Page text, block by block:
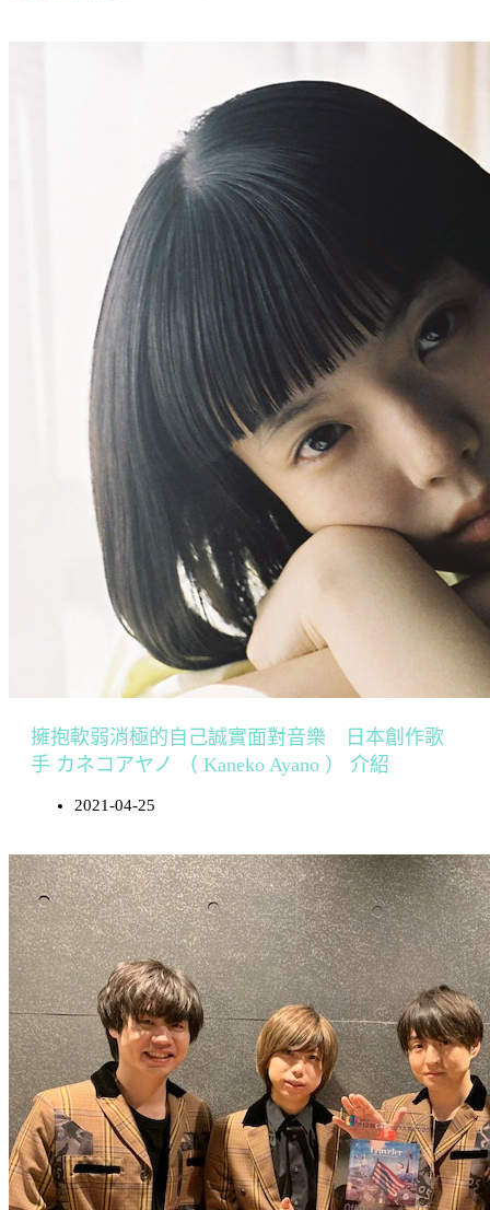
擁抱軟弱消極的自己誠實面對音樂 日本創作歌
手 カネコアヤノ （ Kaneko Ayano ） 介紹
2021-04-25